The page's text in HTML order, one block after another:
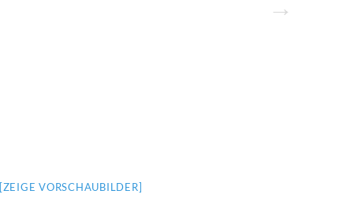
[ZEIGE VORSCHAUBILDER]